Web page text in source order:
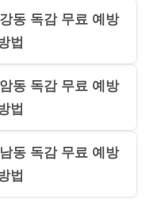
동 독감 무료 예방
법
동 독감 무료 예방
법
동 독감 무료 예방
법